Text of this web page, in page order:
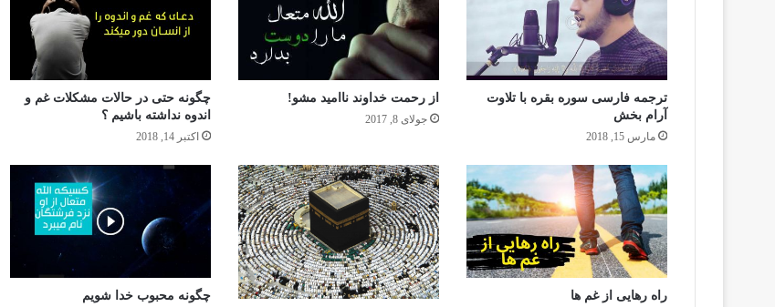
ترجمه فارسی سوره بقره با تلاوت
آرام بخش
مارس 15, 2018
از رحمت خداوند ناامید مشو!
جولای 8, 2017
چگونه حتی در حالات مشکلات غم و
اندوه نداشته باشیم ؟
اکتبر 14, 2018
راه رهایی از غم ها چگونه محبوب خدا شویم